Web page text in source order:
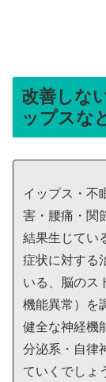
改善しな
ップスな
イップス・不
害・腰痛・関
結果生じてい
症状に対する
いる、脳のス
機能異常）を
健全な神経機
分泌系・自律
ていくでしょ